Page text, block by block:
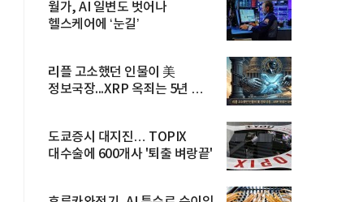
월가, AI 일변도 벗어나
헬스케어에 ‘눈길’
리플 고소했던 인물이 美
정보국장...XRP 옥죄는 5년 법적
도쿄증시 대지진… TOPIX
대수술에 600개사 '퇴출 벼랑끝'